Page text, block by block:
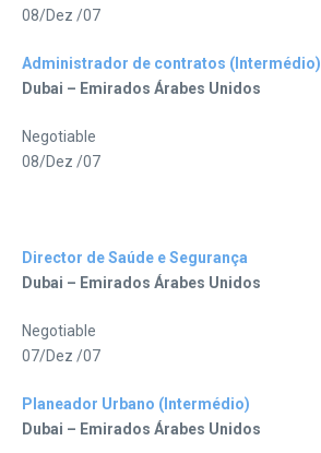
08/Dez /07
Administrador de contratos (Intermédio)
Dubai – Emirados Árabes Unidos
Negotiable
08/Dez /07
Director de Saúde e Segurança
Dubai – Emirados Árabes Unidos
Negotiable
07/Dez /07
Planeador Urbano (Intermédio)
Dubai – Emirados Árabes Unidos